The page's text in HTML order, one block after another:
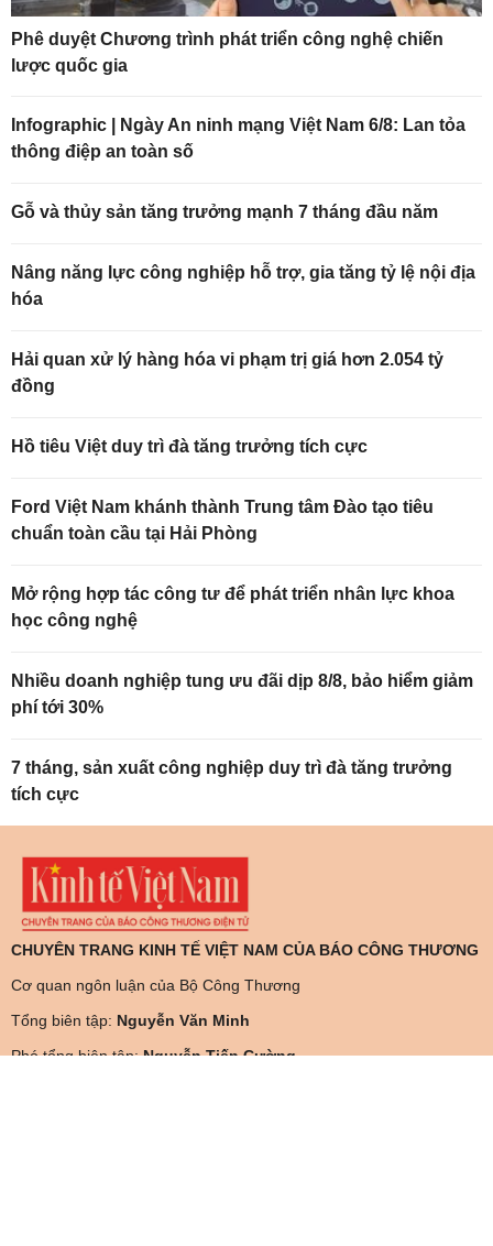
Phê duyệt Chương trình phát triển công nghệ chiến
lược quốc gia
Infographic | Ngày An ninh mạng Việt Nam 6/8: Lan tỏa
thông điệp an toàn số
Gỗ và thủy sản tăng trưởng mạnh 7 tháng đầu năm
Nâng năng lực công nghiệp hỗ trợ, gia tăng tỷ lệ nội địa
hóa
Hải quan xử lý hàng hóa vi phạm trị giá hơn 2.054 tỷ
đồng
Hồ tiêu Việt duy trì đà tăng trưởng tích cực
Ford Việt Nam khánh thành Trung tâm Đào tạo tiêu
chuẩn toàn cầu tại Hải Phòng
Mở rộng hợp tác công tư để phát triển nhân lực khoa
học công nghệ
Nhiều doanh nghiệp tung ưu đãi dịp 8/8, bảo hiểm giảm
phí tới 30%
7 tháng, sản xuất công nghiệp duy trì đà tăng trưởng
tích cực
CHUYÊN TRANG KINH TẾ VIỆT NAM CỦA BÁO CÔNG THƯƠNG
Cơ quan ngôn luận của Bộ Công Thương
Tổng biên tập: Nguyễn Văn Minh
Phó tổng biên tập:Nguyễn Tiến Cường